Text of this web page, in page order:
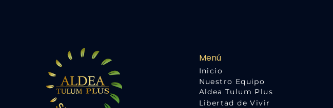
Menú
Inicio
Nuestro Equipo
Aldea Tulum Plus
Libertad de Vivir